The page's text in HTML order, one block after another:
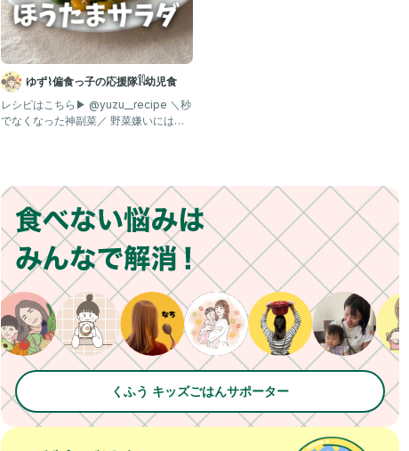
ほうれん草の食物繊維が腸内環境を整えて、お肌の調子もサポート
✅ 6. 満足感あり、でも栄養バランス◎
高たんぱく＆低糖質で、ダイエット中にも向いてる
マヨネーズの脂質で腹持ちもよく、間食予防にも
✎︎＿＿＿＿＿＿＿＿＿＿＿＿＿＿＿＿＿
料理歴30年越え！
農協の婦人部で『おかん達』と
夜な夜な 料理教室をやっていた時の経験を
活かし、旬の野菜を使って作る料理。
家族が健康になるレシピを配信しています。
フォローも、宜しくね😆
@nao_yasasii_gohan ◀タップして
フォローしてね🙌
分からないことがあれば
気軽に何でも聞いてくださいね。
ゆず⌇偏食っ子の応援隊𓌉𓇋幼児食
レシピはこちら▶︎ @yuzu__recipe ＼秒
でなくなった神副菜／ 野菜嫌いにはハ
くふう キッズごはんサポーター